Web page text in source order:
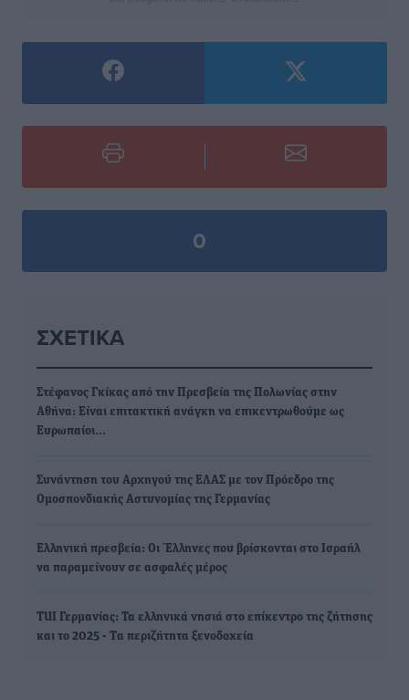
0
ΣΧΕΤΙΚΆ
Στέφανος Γκίκας από την Πρεσβεία της Πολωνίας στην
Αθήνα: Είναι επιτακτική ανάγκη να επικεντρωθούμε ως
Ευρωπαίοι…
Συνάντηση του Αρχηγού της ΕΛΑΣ με τον Πρόεδρο της
Ομοσπονδιακής Αστυνομίας της Γερμανίας
Ελληνική πρεσβεία: Οι Έλληνες που βρίσκονται στο Ισραήλ
να παραμείνουν σε ασφαλές μέρος
TUI Γερμανίας: Τα ελληνικά νησιά στο επίκεντρο της ζήτησης
και το 2025 - Tα περιζήτητα ξενοδοχεία